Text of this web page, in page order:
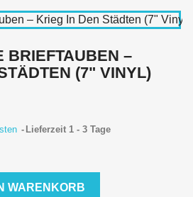
BRIEFTAUBEN ‎–
(7" VINYL)
Lieferzeit 1 - 3 Tage
WARENKORB